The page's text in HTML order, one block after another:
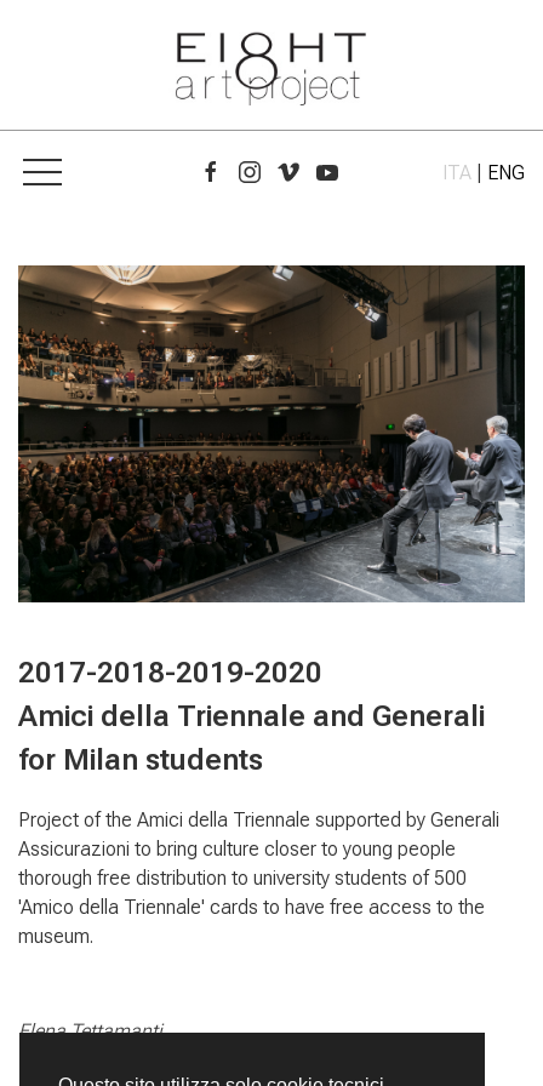
ITA ENG
2017-2018-2019-2020
Amici della Triennale and Generali
for Milan students
Project of the Amici della Triennale supported by Generali
Assicurazioni to bring culture closer to young people
thorough free distribution to university students of 500
'Amico della Triennale' cards to have free access to the
museum.
Elena Tettamanti